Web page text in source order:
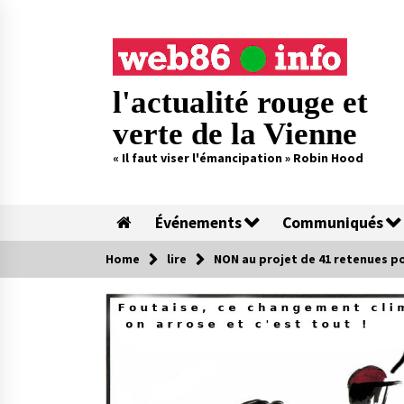
l'actualité rouge et
verte de la Vienne
« Il faut viser l'émancipation » Robin Hood
Événements Communiqués
Home lire NON au projet de 41 retenues